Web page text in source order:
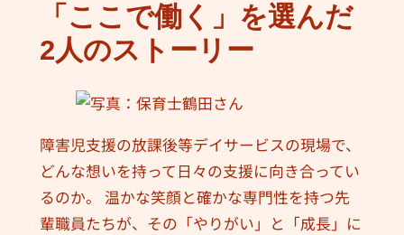
「ここで働く」を選んだ
2人のストーリー
障害児支援の放課後等デイサービスの現場で、
どんな想いを持って日々の支援に向き合ってい
るのか。 温かな笑顔と確かな専門性を持つ先
輩職員たちが、その「やりがい」と「成長」に